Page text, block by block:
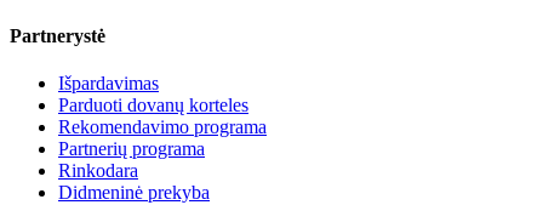
Partnerystė
Išpardavimas
Parduoti dovanų korteles
Rekomendavimo programa
Partnerių programa
Rinkodara
Didmeninė prekyba